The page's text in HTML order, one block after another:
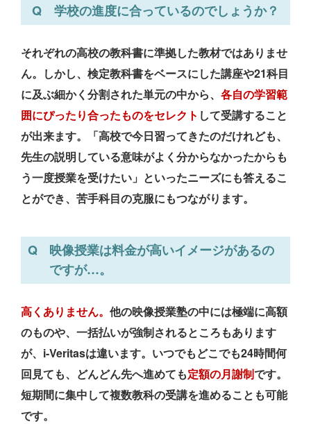
学校の進度に合っているのでしょうか？
それぞれの高校の教科書に準拠した教材ではありませ
ん。しかし、検定教科書をベースにした講座や21科目
に及ぶ細かく分割された単元の中から、 各自の学習範
囲にぴったり合ったものをセレクト して受講すること
が出来ます。「高校で今日習ってきたのだけれども、
先生の説明している意味がよく分からなかったからも
う一度授業を受けたい」といったニーズにも答えるこ
とができ、苦手科目の克服にもつながります。
映像授業は料金が高いイメージがあるの
ですが…。
高くありません。 他の映像授業塾の中には極端に高額
のものや、一括払いが強制されるところもあります
が、i-Veritasは違います。いつでもどこでも24時間何
回見ても、どんどん先へ進めても定額の月謝制です。
短期間に集中して複数教科の受講を進めることも可能
です。